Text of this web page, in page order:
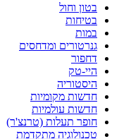
בטון וחול
בטיחות
במות
גנרטורים ומדחסים
דחפור
היי-טק
היסטוריה
חדשות מקומיות
חדשות עולמיות
חופר תעלות (טרנצ'ר)
טכנולוגיה מתקדמת